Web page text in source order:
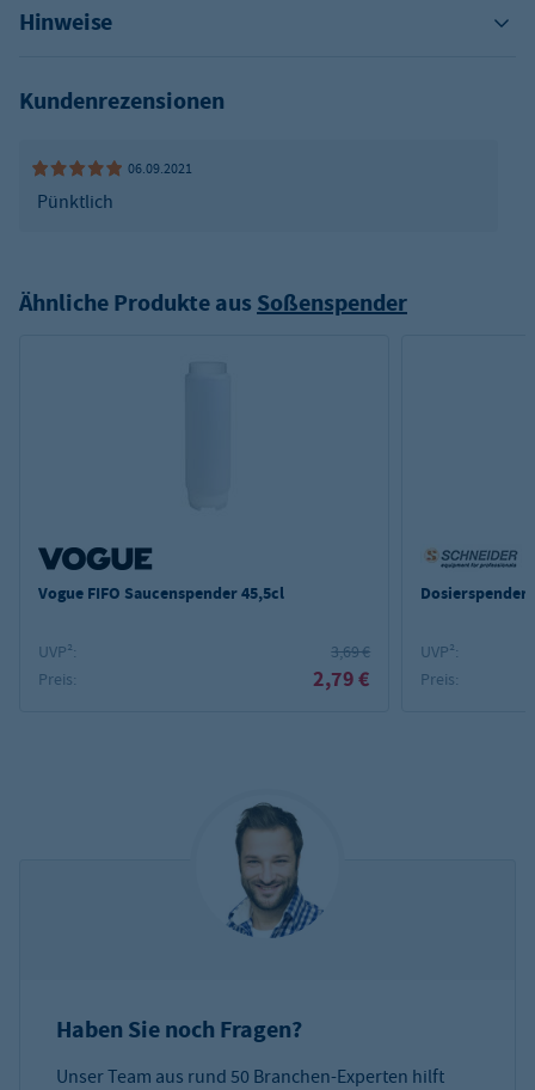
Hinweise
Kundenrezensionen
06.09.2021
Pünktlich
Ähnliche Produkte aus Soßenspender
Vogue FIFO Saucenspender 45,5cl
UVP²:
3,69 €
Preis:
2,79 €
Dosierspender
UVP²:
Preis:
Haben Sie noch Fragen?
Unser Team aus rund 50 Branchen-Experten hilft